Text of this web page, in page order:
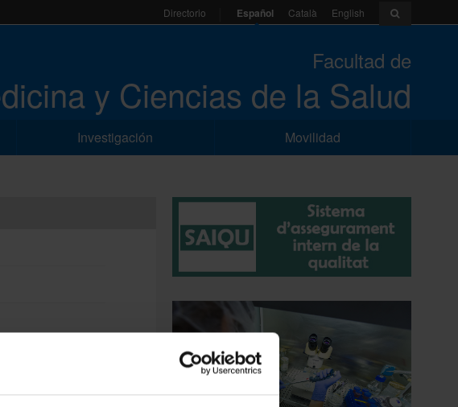
Directorio Español Català English
Facultad de
y Ciencias de la Salud
Investigación Movilidad